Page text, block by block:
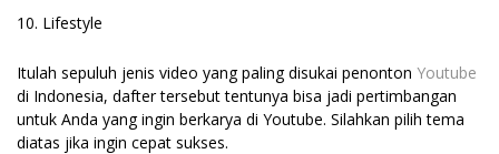
10. Lifestyle
Itulah sepuluh jenis video yang paling disukai penonton Youtube
di Indonesia, dafter tersebut tentunya bisa jadi pertimbangan
untuk Anda yang ingin berkarya di Youtube. Silahkan pilih tema
diatas jika ingin cepat sukses.